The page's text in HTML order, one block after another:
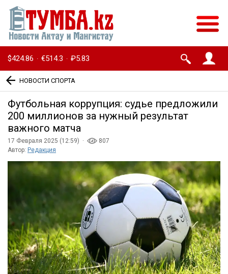
$424.86 · €514.3 · ₽5.83
НОВОСТИ СПОРТА
Футбольная коррупция: судье предложили
200 миллионов за нужный результат
важного матча
17 Февраля 2025 (12:59) ·
807
Автор: Редакция